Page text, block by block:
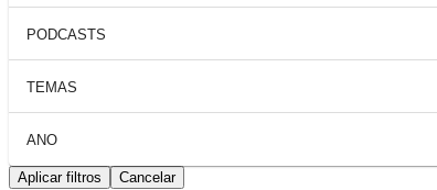
PODCASTS
TEMAS
ANO
Aplicar filtros Cancelar